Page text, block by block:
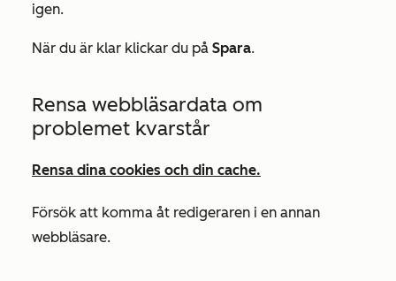
igen.
När du är klar klickar du på Spara.
Rensa webbläsardata om
problemet kvarstår
Rensa dina cookies och din cache.
Försök att komma åt redigeraren i en annan
webbläsare.